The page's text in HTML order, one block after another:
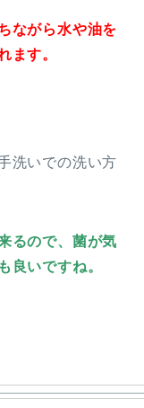
ながら水や油を
ます。
洗いでの洗い方
るので、菌が気
良いですね。